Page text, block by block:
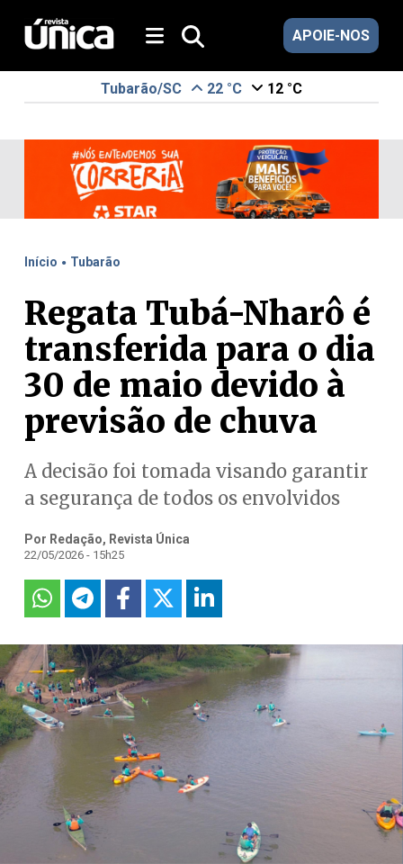
APOIE-NOS
Tubarão/SC 22 °C 12 °C
Início . Tubarão
Regata Tubá-Nharô é
transferida para o dia
30 de maio devido à
previsão de chuva
A decisão foi tomada visando garantir
a segurança de todos os envolvidos
Por Redação, Revista Única
22/05/2026 - 15h25